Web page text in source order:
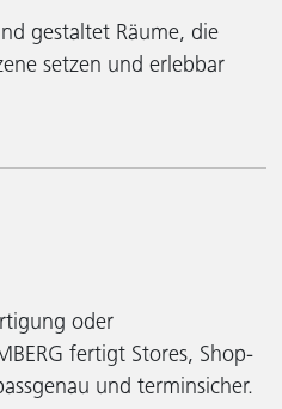
gestaltet Räume, die
setzen und erlebbar
oder
fertigt Stores, Shop-
und terminsicher.